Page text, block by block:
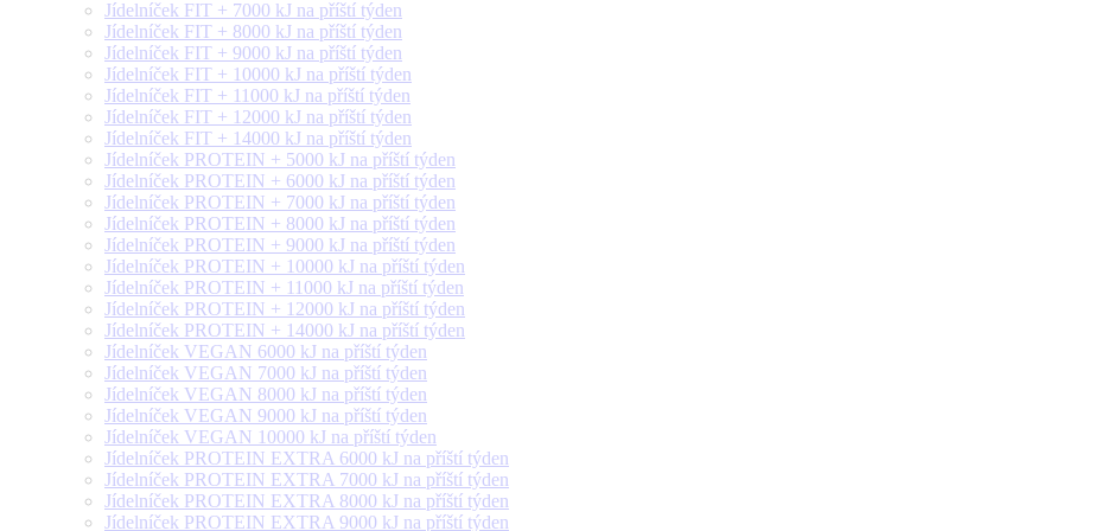
Jídelníček FIT + 7000 kJ na příští týden
Jídelníček FIT + 8000 kJ na příští týden
Jídelníček FIT + 9000 kJ na příští týden
Jídelníček FIT + 10000 kJ na příští týden
Jídelníček FIT + 11000 kJ na příští týden
Jídelníček FIT + 12000 kJ na příští týden
Jídelníček FIT + 14000 kJ na příští týden
Jídelníček PROTEIN + 5000 kJ na příští týden
Jídelníček PROTEIN + 6000 kJ na příští týden
Jídelníček PROTEIN + 7000 kJ na příští týden
Jídelníček PROTEIN + 8000 kJ na příští týden
Jídelníček PROTEIN + 9000 kJ na příští týden
Jídelníček PROTEIN + 10000 kJ na příští týden
Jídelníček PROTEIN + 11000 kJ na příští týden
Jídelníček PROTEIN + 12000 kJ na příští týden
Jídelníček PROTEIN + 14000 kJ na příští týden
Jídelníček VEGAN 6000 kJ na příští týden
Jídelníček VEGAN 7000 kJ na příští týden
Jídelníček VEGAN 8000 kJ na příští týden
Jídelníček VEGAN 9000 kJ na příští týden
Jídelníček VEGAN 10000 kJ na příští týden
Jídelníček PROTEIN EXTRA 6000 kJ na příští týden
Jídelníček PROTEIN EXTRA 7000 kJ na příští týden
Jídelníček PROTEIN EXTRA 8000 kJ na příští týden
Jídelníček PROTEIN EXTRA 9000 kJ na příští týden